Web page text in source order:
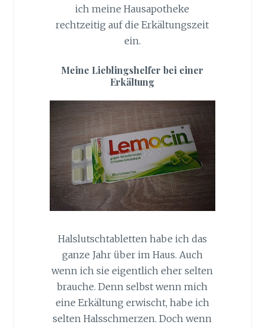
ich meine Hausapotheke
rechtzeitig auf die Erkältungszeit
ein.
Meine Lieblingshelfer bei einer
Erkältung
Halslutschtabletten habe ich das
ganze Jahr über im Haus. Auch
wenn ich sie eigentlich eher selten
brauche. Denn selbst wenn mich
eine Erkältung erwischt, habe ich
selten Halsschmerzen. Doch wenn